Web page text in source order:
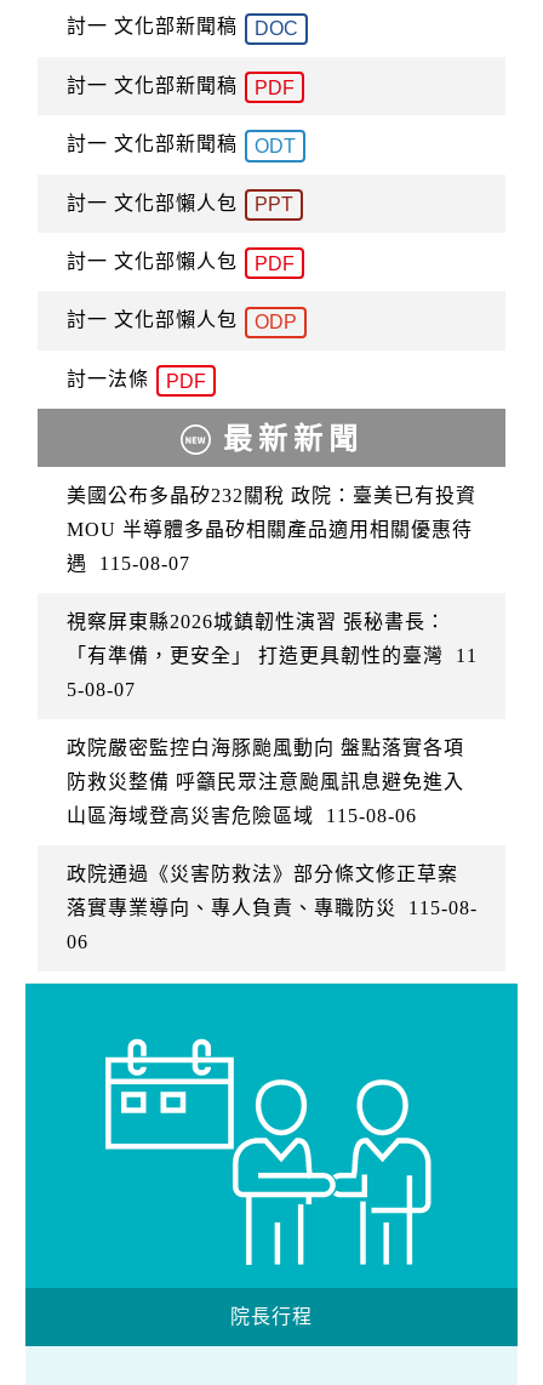
討一 文化部新聞稿 DOC
討一 文化部新聞稿 PDF
討一 文化部新聞稿 ODT
討一 文化部懶人包 PPT
討一 文化部懶人包 PDF
討一 文化部懶人包 ODP
討一法條 PDF
最新新聞
美國公布多晶矽232關稅 政院：臺美已有投資
MOU 半導體多晶矽相關產品適用相關優惠待
遇
115-08-07
視察屏東縣2026城鎮韌性演習 張秘書長：
「有準備，更安全」 打造更具韌性的臺灣
11
5-08-07
政院嚴密監控白海豚颱風動向 盤點落實各項
防救災整備 呼籲民眾注意颱風訊息避免進入
山區海域登高災害危險區域
115-08-06
政院通過《災害防救法》部分條文修正草案
落實專業導向、專人負責、專職防災
115-08-
06
院長行程